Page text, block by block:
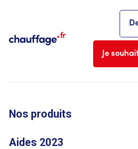
Je
Nos produits
Aides 2023